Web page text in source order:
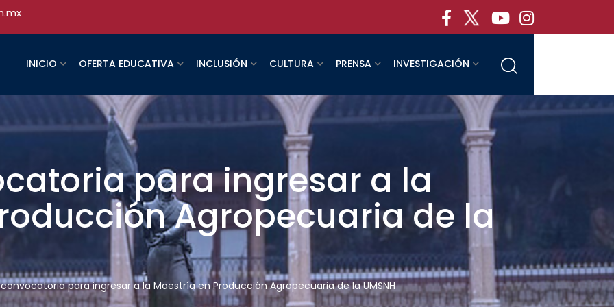
INICIO OFERTA EDUCATIVA INCLUSIÓN CULTURA PRENSA INVESTIGACIÓN
para ingresar a la
Agropecuaria de la
para ingresar a la Maestría en Producción Agropecuaria de la UMSNH